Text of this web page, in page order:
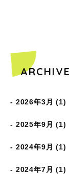
ARCHIVE
2026年3月 (1)
2025年9月 (1)
2024年9月 (1)
2024年7月 (1)